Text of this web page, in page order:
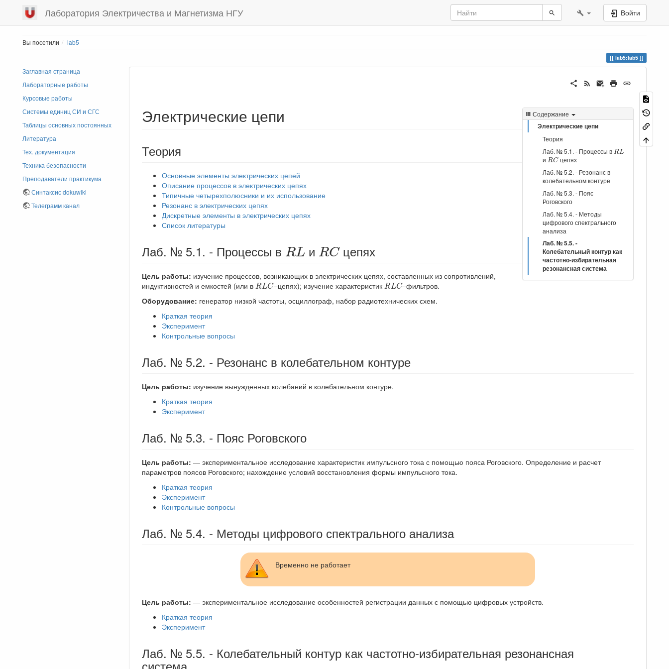
Лаборатория Электричества и Магнетизма НГУ Войти
Вы посетили lab5
lab5:lab5
Заглавная страница
Лабораторные работы
Курсовые работы
Системы единиц СИ и СГС
Таблицы основных постоянных
Литература
Тех. документация
Техника безопасности
Преподаватели практикума
Синтаксис dokuwiki
Телеграмм канал
Содержание
Электрические цепи
Теория
Лаб. № 5.1. - Процессы в RL
RL
и RC
RCцепях
Лаб. № 5.2. - Резонанс в
колебательном контуре
Лаб. № 5.3. - Пояс
Роговского
Лаб. № 5.4. - Методы
цифрового спектрального
анализа
Лаб. № 5.5. -
Колебательный контур как
частотно-избирательная
резонансная система
Электрические цепи
Теория
Основные элементы электрических цепей
Описание процессов в электрических цепях
Типичные четырехполюсники и их использование
Резонанс в электрических цепях
Дискретные элементы в электрических цепях
Список литературы
Лаб. № 5.1. - Процессы в RL
RL и RC
RCцепях
Цель работы: изучение процессов, возникающих в электрических цепях, составленных из сопротивлений,
индуктивностей и емкостей (или в RLC
RLC –цепях); изучение характеристик RLC
RLC –фильтров.
Оборудование: генератор низкой частоты, осциллограф, набор радиотехнических схем.
Краткая теория
Эксперимент
Контрольные вопросы
Лаб. № 5.2. - Резонанс в колебательном контуре
Цель работы: изучение вынужденных колебаний в колебательном контуре.
Краткая теория
Эксперимент
Лаб. № 5.3. - Пояс Роговского
Цель работы: — экспериментальное исследование характеристик импульсного тока с помощью пояса Роговского. Определение и расчет
параметров поясов Роговского; нахождение условий восстановления формы импульсного тока.
Краткая теория
Эксперимент
Контрольные вопросы
Лаб. № 5.4. - Методы цифрового спектрального анализа
Временно не работает
Цель работы: — экспериментальное исследование особенностей регистрации данных с помощью цифровых устройств.
Краткая теория
Эксперимент
Лаб. № 5.5. - Колебательный контур как частотно-избирательная резонансная